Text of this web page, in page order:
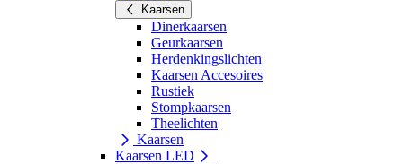
Kaarsen
Dinerkaarsen
Geurkaarsen
Herdenkingslichten
Kaarsen Accesoires
Rustiek
Stompkaarsen
Theelichten
Kaarsen
Kaarsen LED